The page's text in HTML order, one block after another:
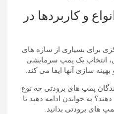
و کاربردها در
برای بسیاری از سازه های
انتخاب یک پمپ سرمایشی
سازی آنها ایفا می کند.
پمپ های برودتی چه نوع
به خواندن ادامه دهید تا
های برودتی بدانید.